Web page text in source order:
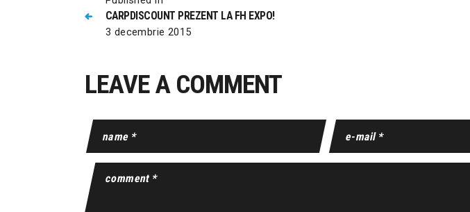
CARPDISCOUNT PREZENT LA FH EXPO!
3 decembrie 2015
LEAVE A COMMENT